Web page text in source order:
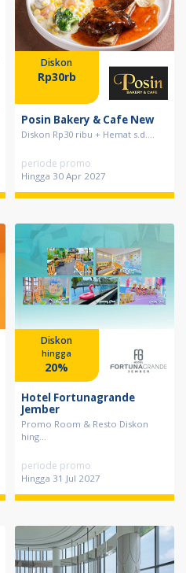
Diskon
Rp30rb
Posin Bakery & Cafe New
Diskon Rp30 ribu + Hemat s.d....
periode promo
Hingga 30 Apr 2027
Diskon
hingga
20%
Hotel Fortunagrande
Jember
Promo Room & Resto Diskon
hing...
periode promo
Hingga 31 Jul 2027